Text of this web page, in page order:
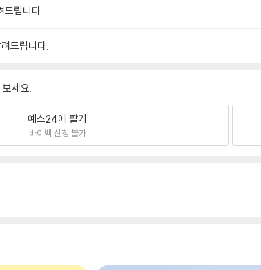
립니다.
드립니다.
세요.
예스24에 팔기
바이백 신청 불가